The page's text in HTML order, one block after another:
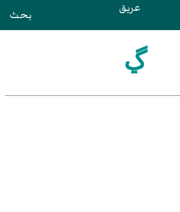
عريق بحث
ڲ